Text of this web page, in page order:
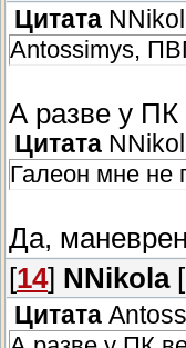
Цитата
Antossimys,
А разве у ПК
Цитата
Галеон мне не
Да,
[14] NNikola
Цитата